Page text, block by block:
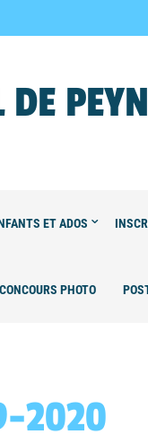
DE
ET ADOS
CONCOURS PHOTO
2020